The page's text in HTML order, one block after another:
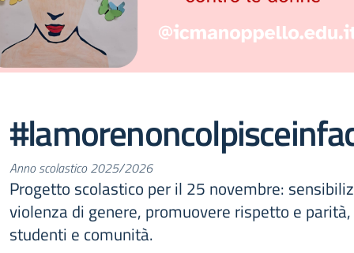
Anno scolastico 2025/2026
Progetto scolastico per il 25 novembre:
violenza di genere, promuovere rispetto e
studenti e comunità.